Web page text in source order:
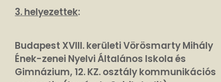
3. helyezettek:
Budapest XVIII. kerületi Vörösmarty Mihály
Ének-zenei Nyelvi Általános Iskola és
Gimnázium, 12. KZ. osztály kommunikációs